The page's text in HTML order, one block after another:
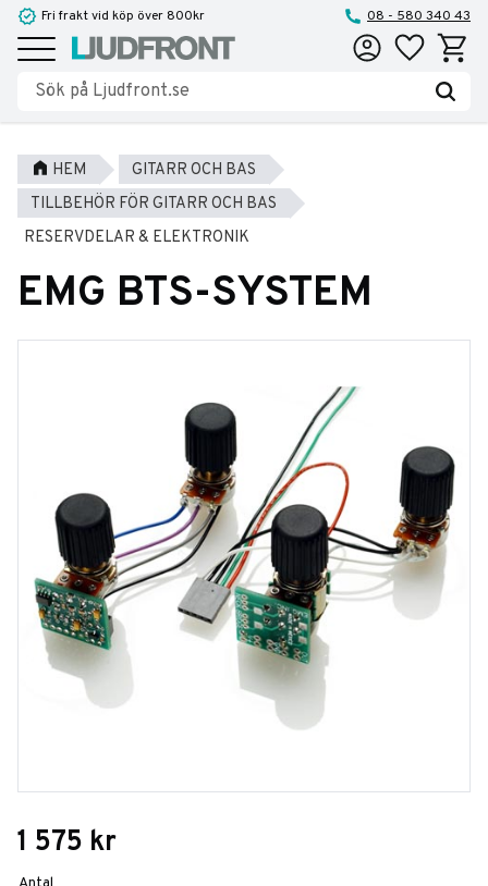
Meny
Fri frakt vid köp över 800kr 08 - 580 340 43
Favoriter
HEM
GITARR OCH BAS
TILLBEHÖR FÖR GITARR OCH BAS
RESERVDELAR & ELEKTRONIK
EMG BTS-SYSTEM
1 575 kr